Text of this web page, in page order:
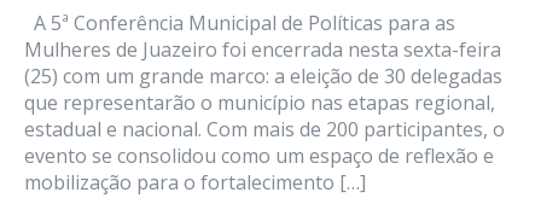
A 5ª Conferência Municipal de Políticas para as
Mulheres de Juazeiro foi encerrada nesta sexta-feira
(25) com um grande marco: a eleição de 30 delegadas
que representarão o município nas etapas regional,
estadual e nacional. Com mais de 200 participantes, o
evento se consolidou como um espaço de reflexão e
mobilização para o fortalecimento […]